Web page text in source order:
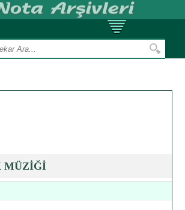
MÜZİĞİ